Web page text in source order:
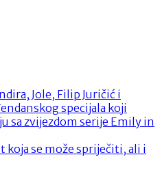
Jole, Filip Juričić i
specijala koji
sa zvijezdom serije Emily in
koja se može spriječiti, ali i